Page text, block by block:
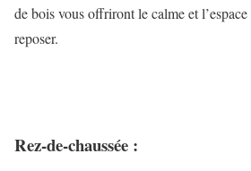
de bois vous offriront le calme et
reposer.
Rez-de-chaussée :